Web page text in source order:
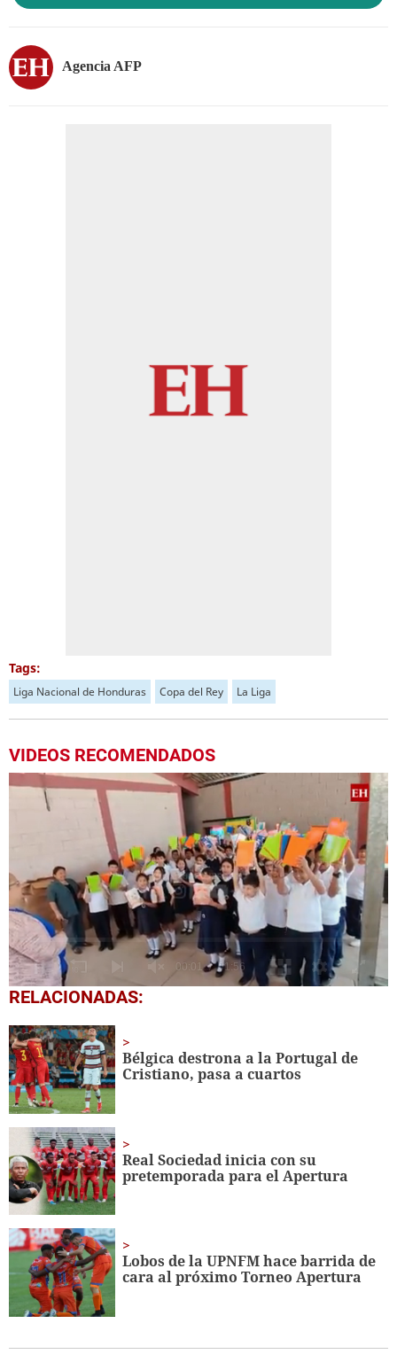
Agencia AFP
Tags:
Liga Nacional de Honduras Copa del Rey La Liga
VIDEOS RECOMENDADOS
0
seconds
1
minute,
56
seconds
RELACIONADAS:
Bélgica destrona a la Portugal de
Cristiano, pasa a cuartos
Real Sociedad inicia con su
pretemporada para el Apertura
Lobos de la UPNFM hace barrida de
cara al próximo Torneo Apertura